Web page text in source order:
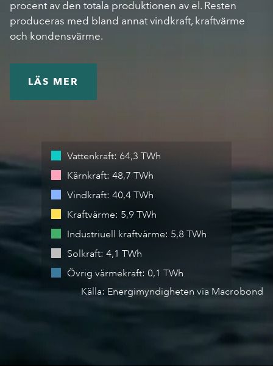
procent av den totala produktionen av el. Resten
produceras med bland annat vindkraft, kraftvärme
och kondensvärme.
LÄS MER
Vattenkraft: 64,3 TWh
Kärnkraft: 48,7 TWh
Vindkraft: 40,4 TWh
Kraftvärme: 5,9 TWh
Industriuell kraftvärme: 5,8 TWh
Solkraft: 4,1 TWh
Övrig värmekraft: 0,1 TWh
Källa: Energimyndigheten via Macrobond